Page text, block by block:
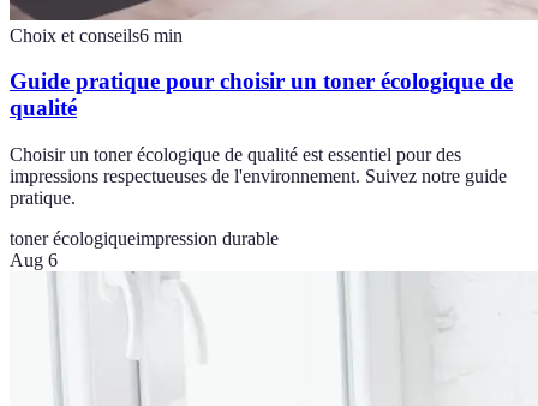
Choix et conseils6 min
Guide pratique pour choisir un toner écologique de
qualité
Choisir un toner écologique de qualité est essentiel pour des
impressions respectueuses de l'environnement. Suivez notre guide
pratique.
toner écologiqueimpression durable
Aug 6